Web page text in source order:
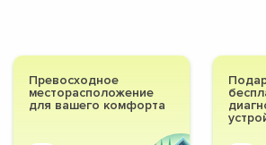
Превосходное
месторасположение
для вашего комфорта